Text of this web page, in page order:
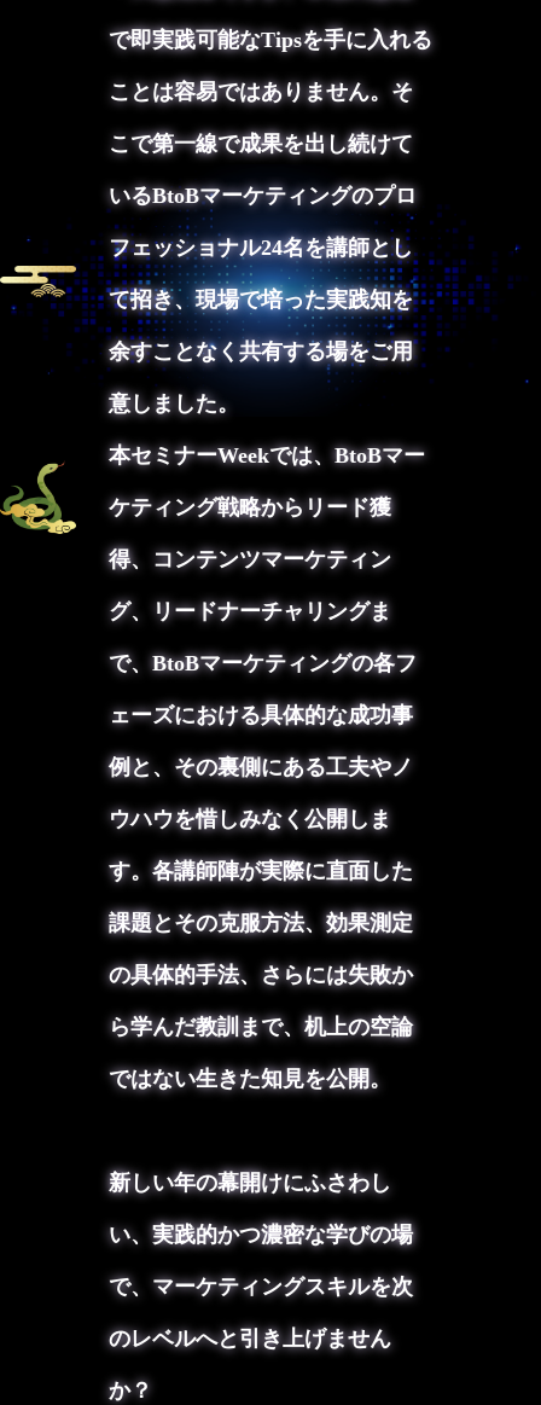
で即実践可能なTipsを手に入れる
ことは容易ではありません。そ
こで第一線で成果を出し続けて
いるBtoBマーケティングのプロ
フェッショナル24名を講師とし
て招き、現場で培った実践知を
余すことなく共有する場をご用
意しました。
本セミナーWeekでは、BtoBマー
ケティング戦略からリード獲
得、コンテンツマーケティン
グ、リードナーチャリングま
で、BtoBマーケティングの各フ
ェーズにおける具体的な成功事
例と、その裏側にある工夫やノ
ウハウを惜しみなく公開しま
す。各講師陣が実際に直面した
課題とその克服方法、効果測定
の具体的手法、さらには失敗か
ら学んだ教訓まで、机上の空論
ではない生きた知見を公開。
新しい年の幕開けにふさわし
い、実践的かつ濃密な学びの場
で、マーケティングスキルを次
のレベルへと引き上げません
か？